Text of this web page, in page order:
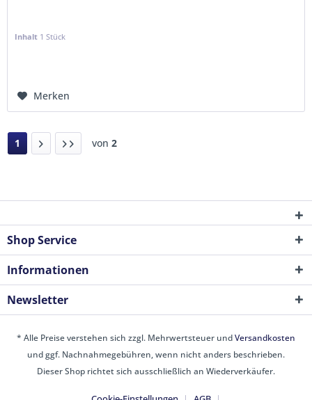
Inhalt 1 Stück
Merken
1 von 2
Shop Service
Informationen
Newsletter
* Alle Preise verstehen sich zzgl. Mehrwertsteuer undVersandkosten
und ggf. Nachnahmegebühren, wenn nicht anders beschrieben.
Dieser Shop richtet sich ausschließlich an Wiederverkäufer.